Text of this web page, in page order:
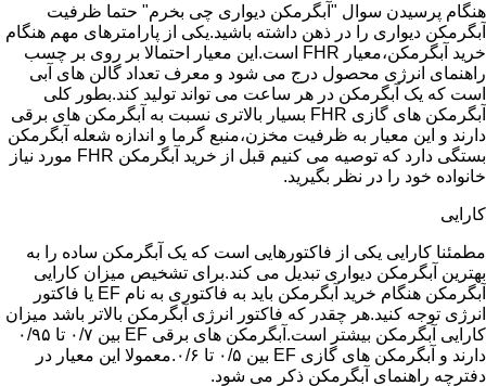
هنگام پرسیدن سوال "آبگرمکن دیواری چی بخرم" حتما ظرفیت
آبگرمکن دیواری را در ذهن داشته باشید.یکی از پارامترهای مهم هنگام
خرید آبگرمکن،معیار FHR است.این معیار احتمالا بر روی بر چسب
راهنمای انرژی محصول درج می شود و معرف تعداد گالن های آبی
است که یک آبگرمکن در هر ساعت می تواند تولید کند.بطور کلی
آبگرمکن های گازی FHR بسیار بالاتری نسبت به آبگرمکن های برقی
دارند و این معیار به ظرفیت مخزن،منبع گرما و اندازه شعله آبگرمکن
بستگی دارد که توصیه می کنیم قبل از خرید آبگرمکن FHR مورد نیاز
خانواده خود را در نظر بگیرید.
کارایی
مطمئنا کارایی یکی از فاکتورهایی است که یک آبگرمکن ساده را به
بهترین آبگرمکن دیواری تبدیل می کند.برای تشخیص میزان کارایی
آبگرمکن هنگام خرید آبگرمکن باید به فاکتوری به نام EF یا فاکتور
انرژی توجه کنید.هر چقدر که فاکتور انرژی آبگرمکن بالاتر باشد میزان
کارایی آبگرمکن بیشتر است.آبگرمکن های برقی EF بین ۰/۷ تا ۰/۹۵
دارند و آبگرمکن های گازی EF بین ۰/۵ تا ۰/۶.معمولا این معیار در
دفترچه راهنمای آبگرمکن ذکر می شود.